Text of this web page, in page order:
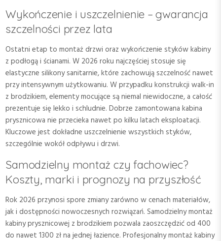
Wykończenie i uszczelnienie – gwarancja
szczelności przez lata
Ostatni etap to montaż drzwi oraz wykończenie styków kabiny
z podłogą i ścianami. W 2026 roku najczęściej stosuje się
elastyczne silikony sanitarnie, które zachowują szczelność nawet
przy intensywnym użytkowaniu. W przypadku konstrukcji walk-in
z brodzikiem, elementy mocujące są niemal niewidoczne, a całość
prezentuje się lekko i schludnie. Dobrze zamontowana kabina
prysznicowa nie przecieka nawet po kilku latach eksploatacji.
Kluczowe jest dokładne uszczelnienie wszystkich styków,
szczególnie wokół odpływu i drzwi.
Samodzielny montaż czy fachowiec?
Koszty, marki i prognozy na przyszłość
Rok 2026 przynosi spore zmiany zarówno w cenach materiałów,
jak i dostępności nowoczesnych rozwiązań. Samodzielny montaż
kabiny prysznicowej z brodzikiem pozwala zaoszczędzić od 400
do nawet 1300 zł na jednej łazience. Profesjonalny montaż kabiny